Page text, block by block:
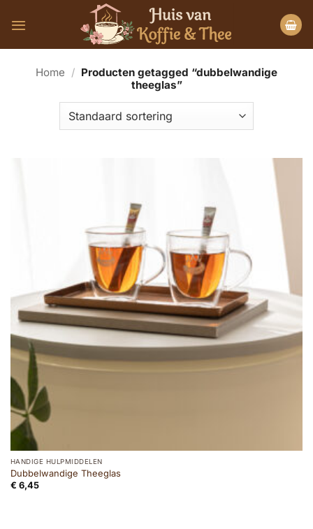
naar
Home / Producten getagged “dubbelwandige
theeglas”
HANDIGE HULPMIDDELEN
Dubbelwandige Theeglas
€ 6,45